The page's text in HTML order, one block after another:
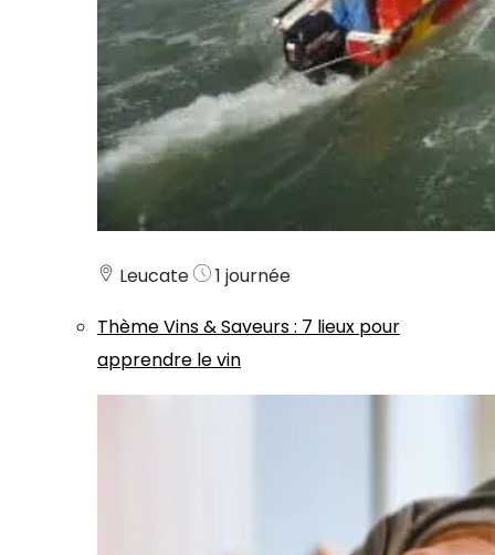
Leucate
1 journée
ThèmeVins & Saveurs: 7 lieux pour
apprendre le vin